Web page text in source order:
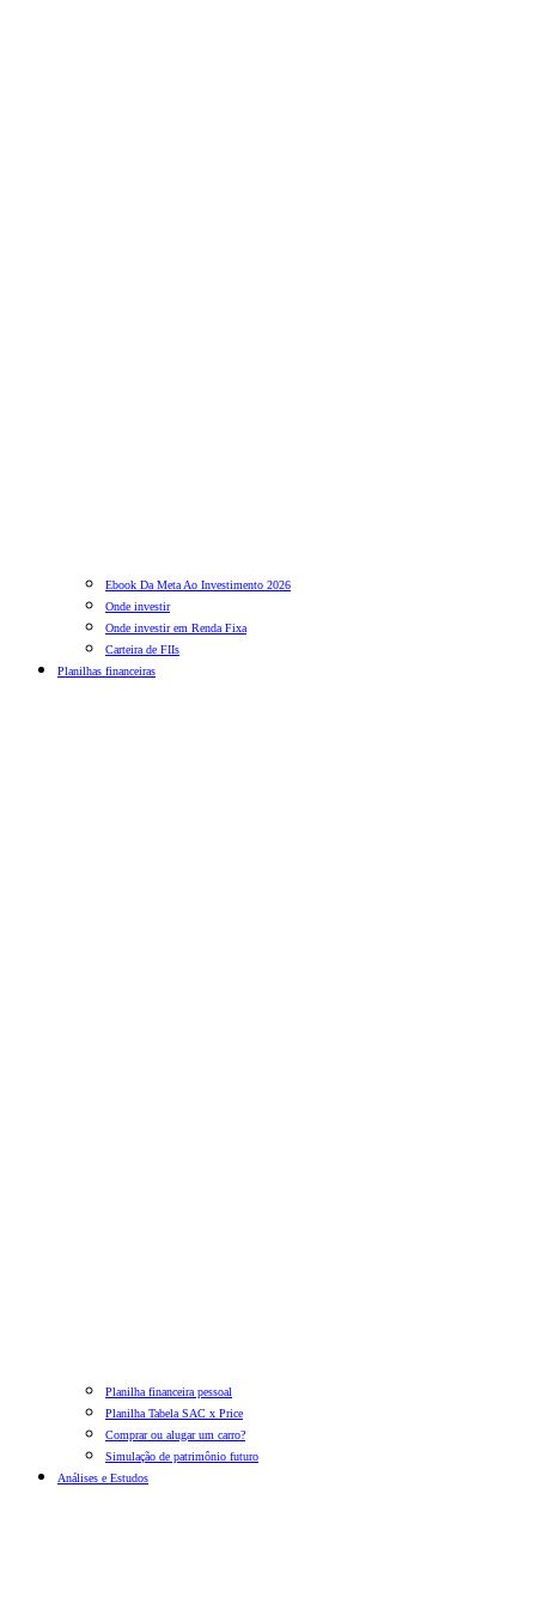
Ebook Da Meta Ao Investimento 2026
Onde investir
Onde investir em Renda Fixa
Carteira de FIIs
Planilhas financeiras
Planilha financeira pessoal
Planilha Tabela SAC x Price
Comprar ou alugar um carro?
Simulação de patrimônio futuro
Análises e Estudos